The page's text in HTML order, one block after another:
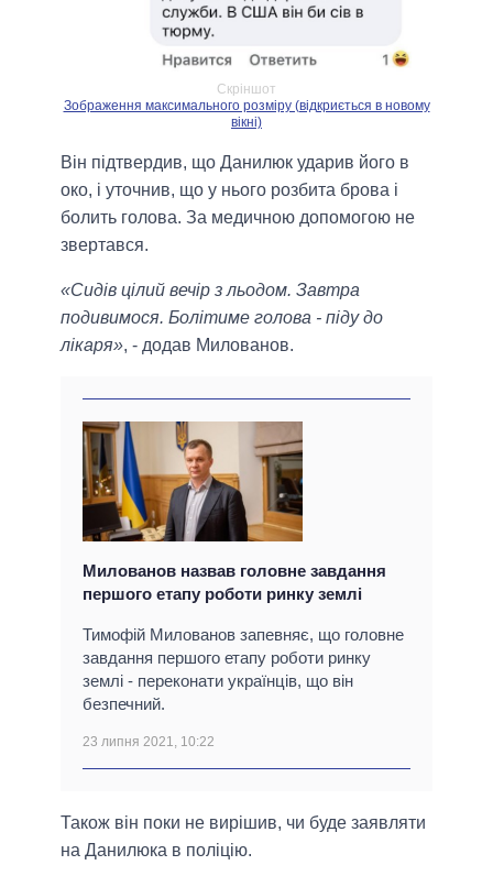
Скріншот
Зображення максимального розміру (відкриється в новому
вікні)
Він підтвердив, що Данилюк ударив його в
око, і уточнив, що у нього розбита брова і
болить голова. За медичною допомогою не
звертався.
«Сидів цілий вечір з льодом. Завтра
подивимося. Болітиме голова - піду до
лікаря», - додав Милованов.
Милованов назвав головне завдання
першого етапу роботи ринку землі
Тимофій Милованов запевняє, що головне
завдання першого етапу роботи ринку
землі - переконати українців, що він
безпечний.
23 липня 2021, 10:22
Також він поки не вирішив, чи буде заявляти
на Данилюка в поліцію.